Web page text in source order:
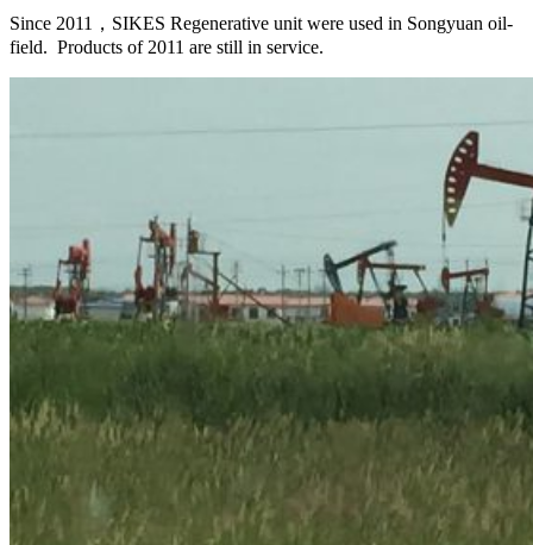
Since 2011，SIKES Regenerative unit were used in Songyuan oil-
field. Products of 2011 are still in service.